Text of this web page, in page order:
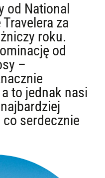
od National
za
roku.
od
–
to jednak nasi
serdecznie